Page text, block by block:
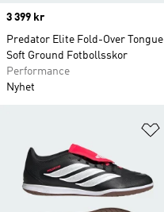
Price
3 399 kr
Predator Elite Fold-Over Tongue
Soft Ground Fotbollsskor
Performance
Nyhet